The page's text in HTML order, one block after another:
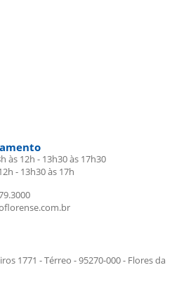
às 12h - 13h30 às 17h30
- 13h30 às 17h
1771 - Térreo - 95270-000 - Flores da